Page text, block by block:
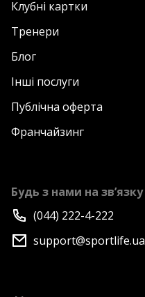
Клубні картки
Тренери
Блог
Інші послуги
Публічна оферта
Франчайзинг
Будь з нами на зв’язку
(044) 222-4-222
support@sportlife.ua